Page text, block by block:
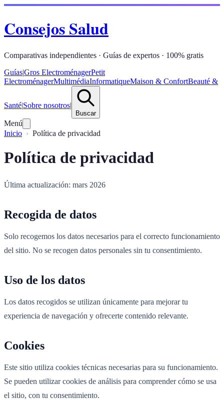
Consejos Salud
Comparativas independientes · Guías de expertos · 100% gratis
Guías|Gros ElectroménagerPetit
ElectroménagerMultimédiaInformatiqueMaison & ConfortBeauté &
Santé|Sobre nosotros|
Buscar
Menú
Inicio
Política de privacidad
Política de privacidad
Última actualización: mars 2026
Recogida de datos
Solo recogemos los datos necesarios para el correcto funcionamiento
del sitio. No se recogen datos personales sin tu consentimiento.
Uso de los datos
Los datos recogidos se utilizan únicamente para mejorar tu
experiencia de navegación y ofrecerte contenido relevante.
Cookies
Este sitio utiliza cookies técnicas necesarias para su funcionamiento.
Se pueden utilizar cookies de análisis para comprender cómo se usa
el sitio, con tu consentimiento.